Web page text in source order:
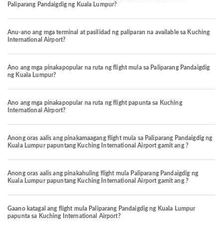
Paliparang Pandaigdig ng Kuala Lumpur?
Anu-ano ang mga terminal at pasilidad ng paliparan na available sa Kuching
International Airport?
Ano ang mga pinakapopular na ruta ng flight mula sa Paliparang Pandaigdig
ng Kuala Lumpur?
Ano ang mga pinakapopular na ruta ng flight papunta sa Kuching
International Airport?
Anong oras aalis ang pinakamaagang flight mula sa Paliparang Pandaigdig ng
Kuala Lumpur papuntang Kuching International Airport gamit ang ?
Anong oras aalis ang pinakahuling flight mula Paliparang Pandaigdig ng
Kuala Lumpur papuntang Kuching International Airport gamit ang ?
Gaano katagal ang flight mula Paliparang Pandaigdig ng Kuala Lumpur
papunta sa Kuching International Airport?